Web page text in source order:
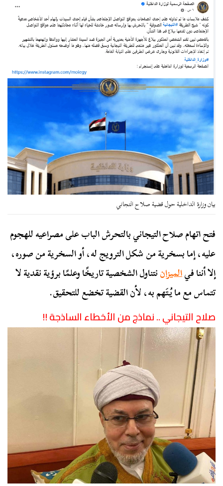
بيان وزارة الداخلية حول قضية صلاح التجاني
فتح اتهام صلاح التيجاني بالتحرش الباب على مصراعيه للهجوم
عليه، إما بسخرية من شكل الترويج له، أو السخرية من صوره،
إلا أننا فيالميزاننتناول الشخصية تاريخًا وعلمًا برؤية نقدية لا
تتماس مع ما يُتَهم به، لأن القضية تخضع للتحقيق.
صلاح التيجاني .. نماذج من الأخطاء الساذجة !!